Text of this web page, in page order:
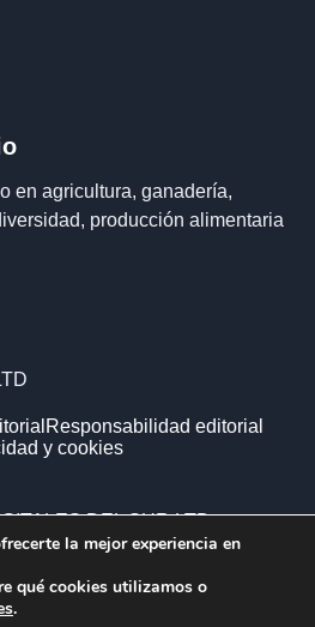
en agricultura, ganadería,
producción alimentaria
Responsabilidad editorial
y cookies
DEL SUR LTD ·
y Gales.
la mejor experiencia en
qué cookies utilizamos o
.